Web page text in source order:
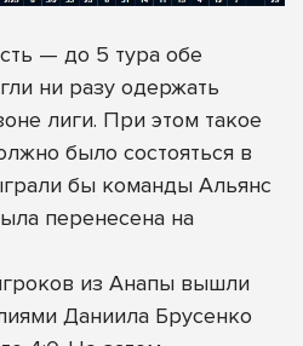
— до 5 тура обе
ни разу одержать
лиги. При этом такое
было состояться в
бы команды Альянс
перенесена на
из Анапы вышли
Даниила Брусенко